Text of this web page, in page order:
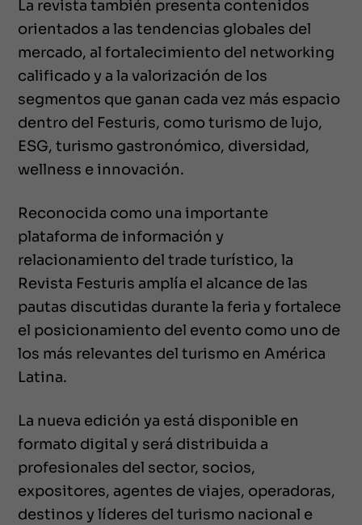
La revista también presenta contenidos
orientados a las tendencias globales del
mercado, al fortalecimiento del networking
calificado y a la valorización de los
segmentos que ganan cada vez más espacio
dentro del Festuris, como turismo de lujo,
ESG, turismo gastronómico, diversidad,
wellness e innovación.
Reconocida como una importante
plataforma de información y
relacionamiento del trade turístico, la
Revista Festuris amplía el alcance de las
pautas discutidas durante la feria y fortalece
el posicionamiento del evento como uno de
los más relevantes del turismo en América
Latina.
La nueva edición ya está disponible en
formato digital y será distribuida a
profesionales del sector, socios,
expositores, agentes de viajes, operadoras,
destinos y líderes del turismo nacional e